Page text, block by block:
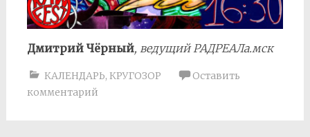
Дмитрий Чёрный, ведущий РАДРЕАЛа.мск
КАЛЕНДАРЬ, КРУГОЗОР
Оставить
комментарий